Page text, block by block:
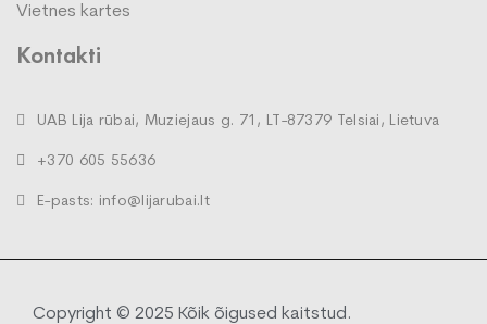
Vietnes kartes
Kontakti
UAB Lija rūbai, Muziejaus g. 71, LT-87379 Telsiai, Lietuva
+370 605 55636
E-pasts: info@lijarubai.lt
Copyright © 2025 Kõik õigused kaitstud.